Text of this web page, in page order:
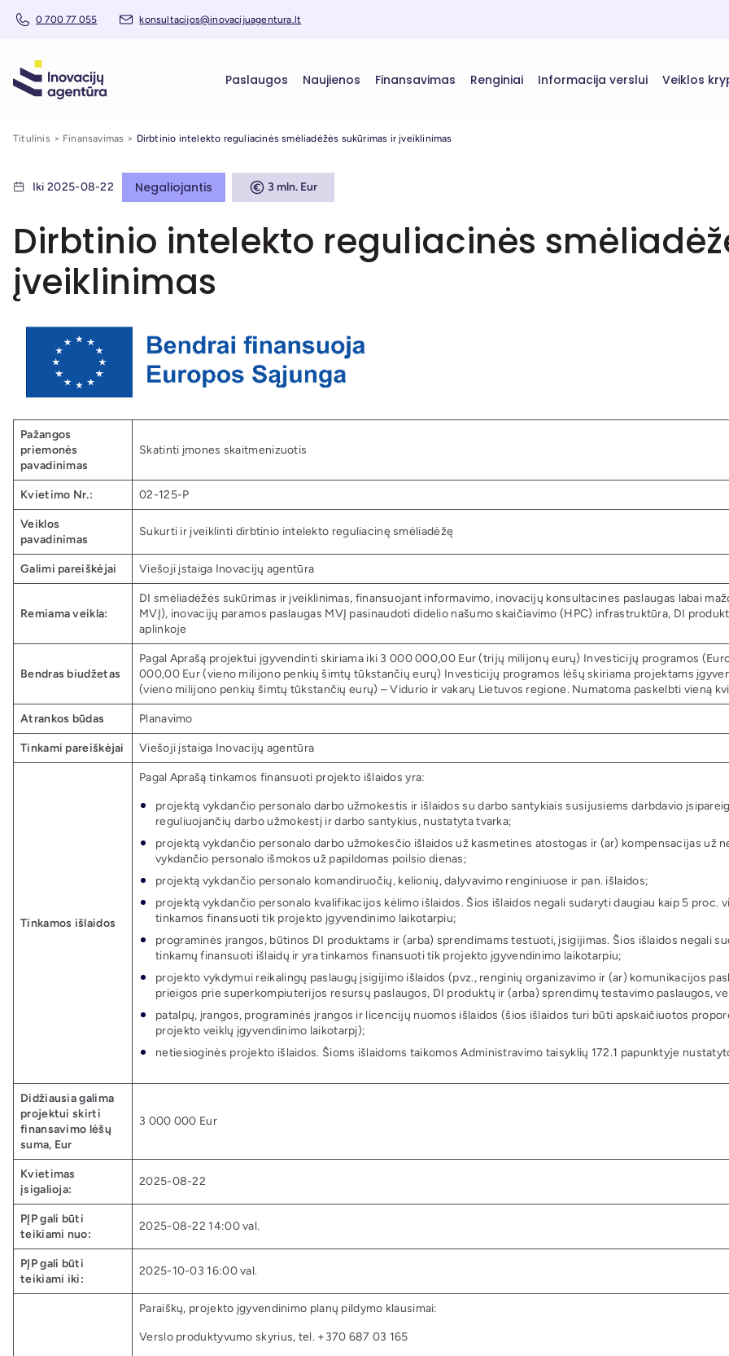
0 700 77 055 konsultacijos@inovacijuagentura.lt
Paslaugos Naujienos Finansavimas Renginiai Informacija verslui Veiklos
Titulinis Finansavimas Dirbtinio intelekto reguliacinės smėliadėžės sukūrimas ir įveiklinimas
Iki 2025-08-22 Negaliojantis 3 mln. Eur
Dirbtinio intelekto reguliacinės
įveiklinimas
Pažangos
priemonės
pavadinimas
Skatinti įmones skaitmenizuotis
Kvietimo Nr.: 02-125-P
Veiklos
pavadinimas
Sukurti ir įveiklinti dirbtinio intelekto reguliacinę smėliadėžę
Galimi pareiškėjai Viešoji įstaiga Inovacijų agentūra
Remiama veikla:
DI smėliadėžės sukūrimas ir įveiklinimas, finansuojant informavimo, inovacijų konsultacines paslaugas labai
MVĮ), inovacijų paramos paslaugas MVĮ pasinaudoti didelio našumo skaičiavimo (HPC) infrastruktūra, DI
aplinkoje
Bendras biudžetas
Pagal Aprašą projektui įgyvendinti skiriama iki 3 000 000,00 Eur (trijų milijonų eurų) Investicijų programos
000,00 Eur (vieno milijono penkių šimtų tūkstančių eurų) Investicijų programos lėšų skiriama projektams
(vieno milijono penkių šimtų tūkstančių eurų) – Vidurio ir vakarų Lietuvos regione. Numatoma paskelbti vieną
Atrankos būdas Planavimo
Tinkami pareiškėjai Viešoji įstaiga Inovacijų agentūra
Tinkamos išlaidos
Pagal Aprašą tinkamos finansuoti projekto išlaidos yra:
projektą vykdančio personalo darbo užmokestis ir išlaidos su darbo santykiais susijusiems darbdavio
reguliuojančių darbo užmokestį ir darbo santykius, nustatyta tvarka;
projektą vykdančio personalo darbo užmokesčio išlaidos už kasmetines atostogas ir (ar) kompensacijas už
vykdančio personalo išmokos už papildomas poilsio dienas;
projektą vykdančio personalo komandiruočių, kelionių, dalyvavimo renginiuose ir pan. išlaidos;
projektą vykdančio personalo kvalifikacijos kėlimo išlaidos. Šios išlaidos negali sudaryti daugiau kaip 5 proc.
tinkamos finansuoti tik projekto įgyvendinimo laikotarpiu;
programinės įrangos, būtinos DI produktams ir (arba) sprendimams testuoti, įsigijimas. Šios išlaidos negali
tinkamų finansuoti išlaidų ir yra tinkamos finansuoti tik projekto įgyvendinimo laikotarpiu;
projekto vykdymui reikalingų paslaugų įsigijimo išlaidos (pvz., renginių organizavimo ir (ar) komunikacijos
prieigos prie superkompiuterijos resursų paslaugos, DI produktų ir (arba) sprendimų testavimo paslaugos,
patalpų, įrangos, programinės įrangos ir licencijų nuomos išlaidos (šios išlaidos turi būti apskaičiuotos
projekto veiklų įgyvendinimo laikotarpį);
netiesioginės projekto išlaidos. Šioms išlaidoms taikomos Administravimo taisyklių 172.1 papunktyje
Didžiausia galima
projektui skirti
finansavimo lėšų
suma, Eur
3 000 000 Eur
Kvietimas
įsigalioja:
2025-08-22
PĮP gali būti
teikiami nuo:
2025-08-22 14:00 val.
PĮP gali būti
teikiami iki:
2025-10-03 16:00 val.
Paraiškų, projekto įgyvendinimo planų pildymo klausimai:
Verslo produktyvumo skyrius, tel. +370 687 03 165